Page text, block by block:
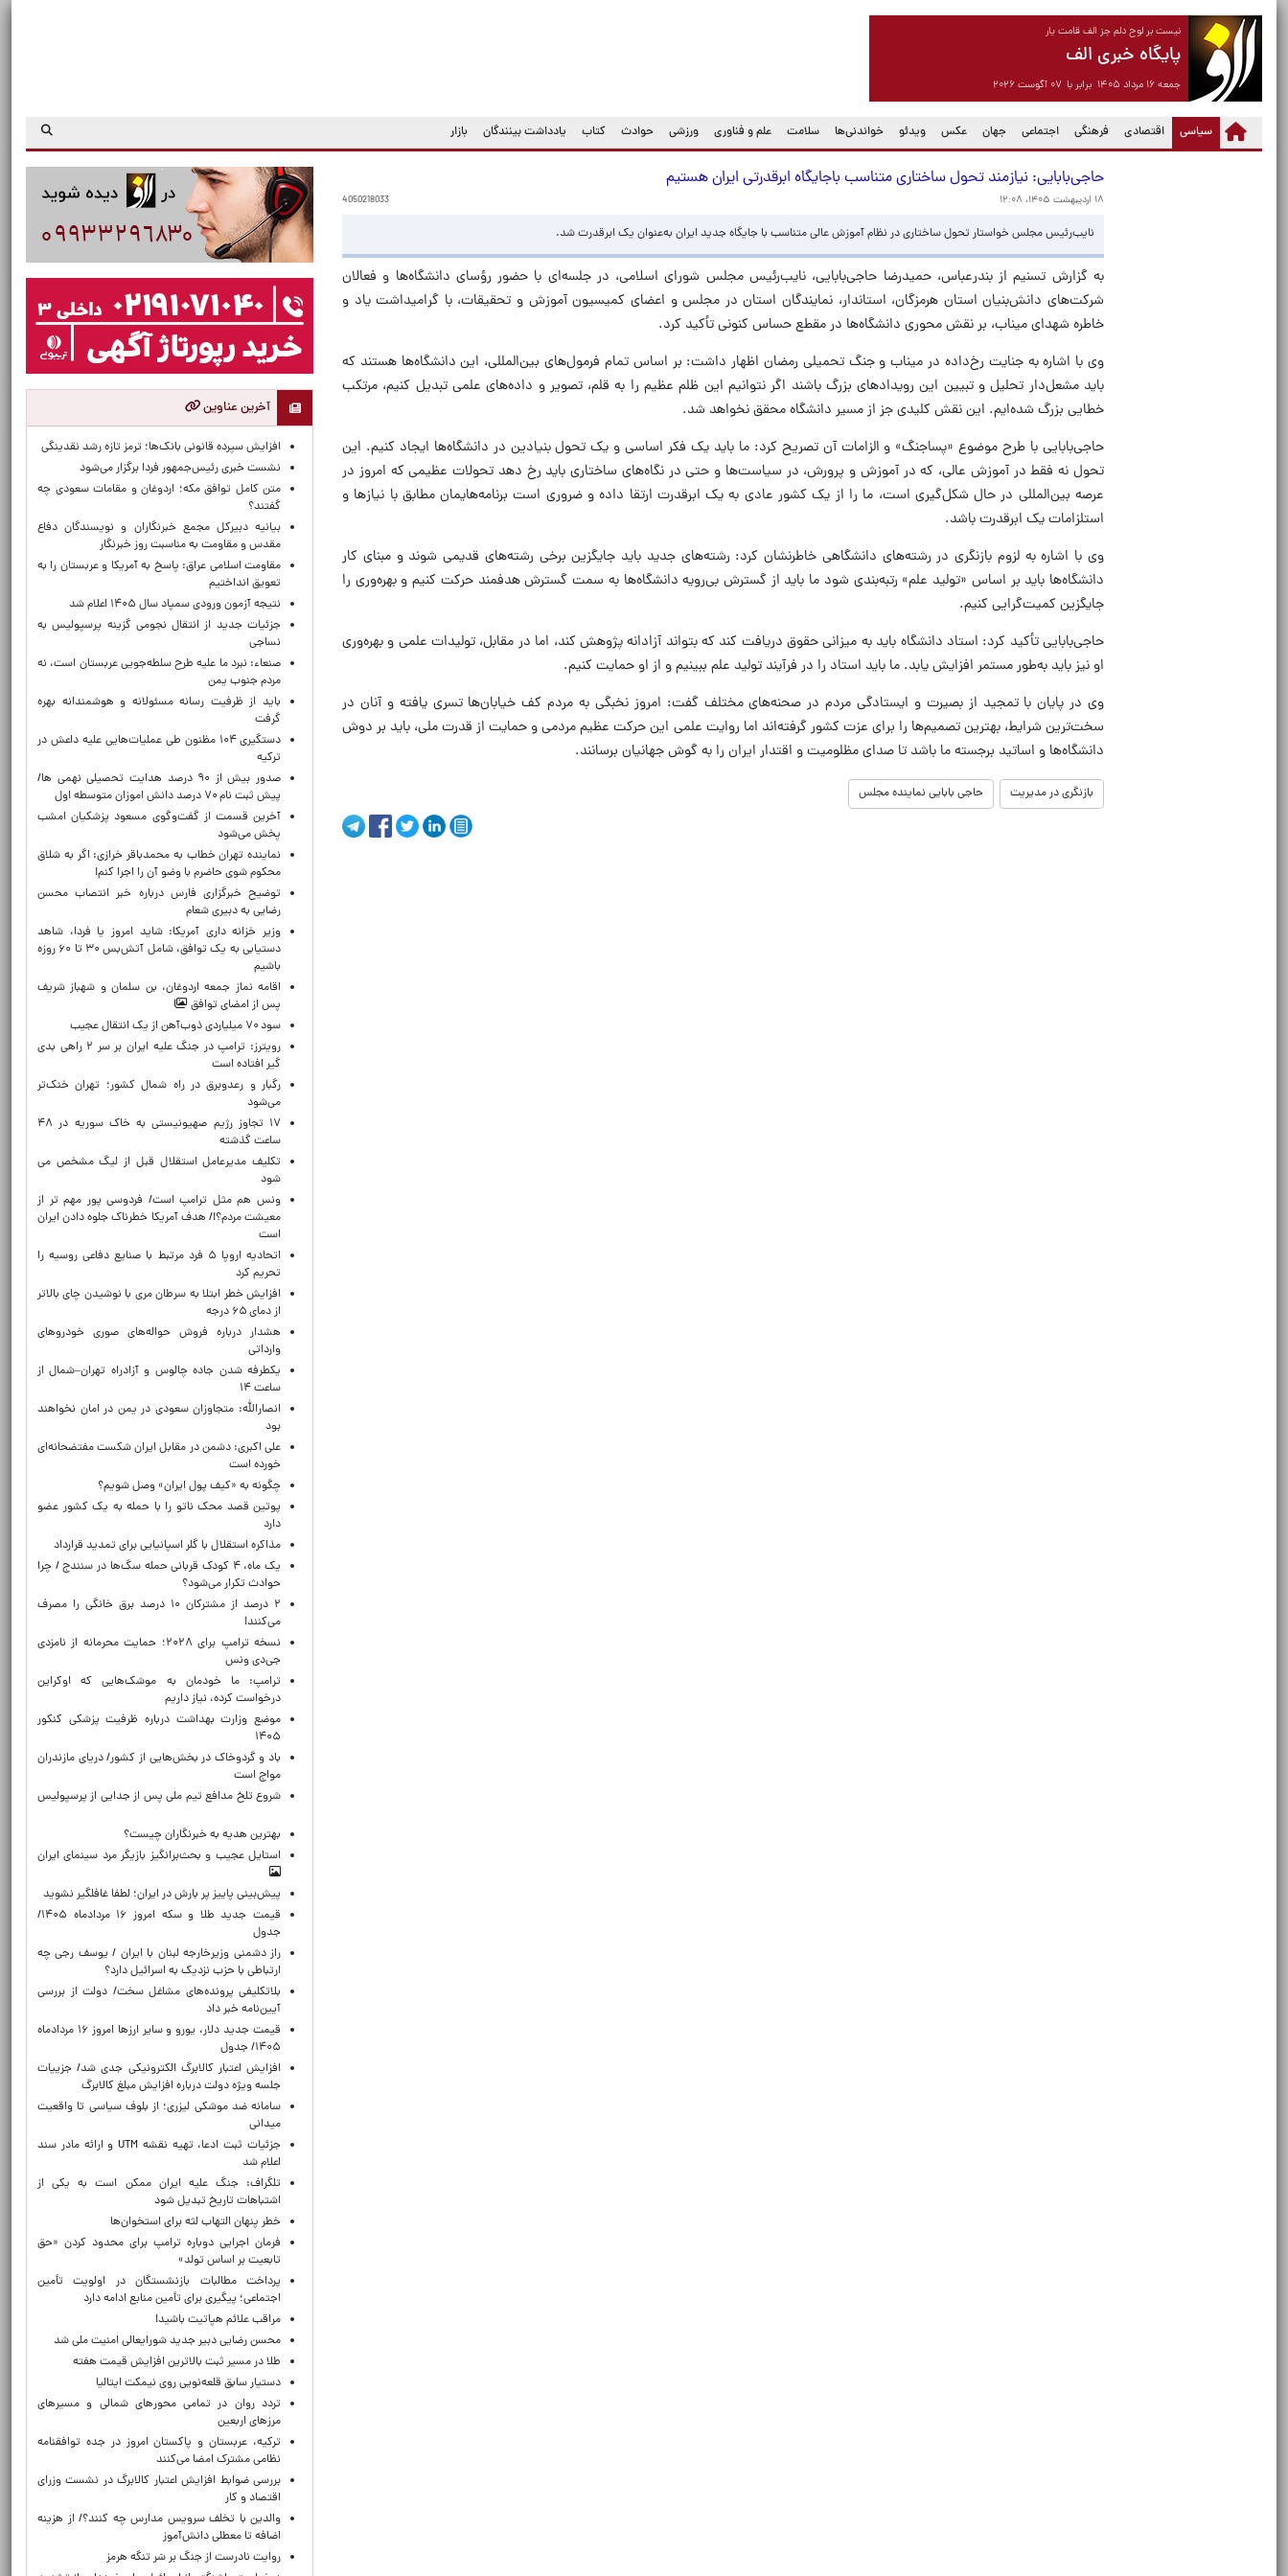
نیست بر لوح دلم جز الف قامت یار
پایگاه خبری الف
جمعه ۱۶ مرداد ۱۴۰۵ برابر با ۰۷ آگوست ۲۰۲۶
سیاسی
(current) اقتصادی فرهنگی اجتماعی جهان عکس ویدئو خواندنی‌ها سلامت علم و فناوری ورزشی حوادث کتاب یادداشت بینندگان بازار
حاجی‌بابایی: نیازمند تحول ساختاری متناسب باجایگاه ابرقدرتی ایران هستیم
۱۸ اردیبهشت ۱۴۰۵، ۱۲:۰۸ 4050218033
نایب‌رئیس مجلس خواستار تحول ساختاری در نظام آموزش عالی متناسب با جایگاه جدید ایران به‌عنوان یک ابرقدرت شد.
به گزارش تسنیم از بندرعباس، حمیدرضا حاجی‌بابایی، نایب‌رئیس مجلس شورای اسلامی، در جلسه‌ای با حضور رؤسای دانشگاه‌ها و فعالان
شرکت‌های دانش‌بنیان استان هرمزگان، استاندار، نمایندگان استان در مجلس و اعضای کمیسیون آموزش و تحقیقات، با گرامیداشت یاد و
خاطره شهدای میناب، بر نقش محوری دانشگاه‌ها در مقطع حساس کنونی تأکید کرد.
وی با اشاره به جنایت رخ‌داده در میناب و جنگ تحمیلی رمضان اظهار داشت: بر اساس تمام فرمول‌های بین‌المللی، این دانشگاه‌ها هستند که
باید مشعل‌دار تحلیل و تبیین این رویدادهای بزرگ باشند اگر نتوانیم این ظلم عظیم را به قلم، تصویر و داده‌های علمی تبدیل کنیم، مرتکب
خطایی بزرگ شده‌ایم. این نقش کلیدی جز از مسیر دانشگاه محقق نخواهد شد.
حاجی‌بابایی با طرح موضوع «پساجنگ» و الزامات آن تصریح کرد: ما باید یک فکر اساسی و یک تحول بنیادین در دانشگاه‌ها ایجاد کنیم. این
تحول نه فقط در آموزش عالی، که در آموزش و پرورش، در سیاست‌ها و حتی در نگاه‌های ساختاری باید رخ دهد تحولات عظیمی که امروز در
عرصه بین‌المللی در حال شکل‌گیری است، ما را از یک کشور عادی به یک ابرقدرت ارتقا داده و ضروری است برنامه‌هایمان مطابق با نیازها و
استلزامات یک ابرقدرت باشد.
وی با اشاره به لزوم بازنگری در رشته‌های دانشگاهی خاطرنشان کرد: رشته‌های جدید باید جایگزین برخی رشته‌های قدیمی شوند و مبنای کار
دانشگاه‌ها باید بر اساس «تولید علم» رتبه‌بندی شود ما باید از گسترش بی‌رویه دانشگاه‌ها به سمت گسترش هدفمند حرکت کنیم و بهره‌وری را
جایگزین کمیت‌گرایی کنیم.
حاجی‌بابایی تأکید کرد: استاد دانشگاه باید به میزانی حقوق دریافت کند که بتواند آزادانه پژوهش کند، اما در مقابل، تولیدات علمی و بهره‌وری
او نیز باید به‌طور مستمر افزایش یابد. ما باید استاد را در فرآیند تولید علم ببینیم و از او حمایت کنیم.
وی در پایان با تمجید از بصیرت و ایستادگی مردم در صحنه‌های مختلف گفت: امروز نخبگی به مردم کف خیابان‌ها تسری یافته و آنان در
سخت‌ترین شرایط، بهترین تصمیم‌ها را برای عزت کشور گرفته‌اند اما روایت علمی این حرکت عظیم مردمی و حمایت از قدرت ملی، باید بر دوش
دانشگاه‌ها و اساتید برجسته ما باشد تا صدای مظلومیت و اقتدار ایران را به گوش جهانیان برسانند.
بازنگری در مدیریت حاجی بابایی نماینده مجلس
آخرین عناوین
افزایش سپرده قانونی بانک‌ها؛ ترمز تازه رشد نقدینگی
نشست خبری رئیس‌جمهور فردا برگزار می‌شود
متن کامل توافق مکه؛ اردوغان و مقامات سعودی چه
گفتند؟
بیانیه دبیرکل مجمع خبرنگاران و نویسندگان دفاع
مقدس و مقاومت به مناسبت روز خبرنگار
مقاومت اسلامی عراق: پاسخ به آمریکا و عربستان را به
تعویق انداختیم
نتیجه آزمون ورودی سمپاد سال ۱۴۰۵ اعلام شد
جزئیات جدید از انتقال نجومی گزینه پرسپولیس به
نساجی
صنعاء: نبرد ما علیه طرح سلطه‌جویی عربستان است، نه
مردم جنوب یمن
باید از ظرفیت رسانه مسئولانه و هوشمندانه بهره
گرفت
دستگیری ۱۰۴ مظنون طی عملیات‌هایی علیه داعش در
ترکیه
صدور بیش از ۹۰ درصد هدایت تحصیلی نهمی ها/
پیش ثبت نام ۷۰ درصد دانش اموزان متوسطه اول
آخرین قسمت از گفت‌وگوی مسعود پزشکیان امشب
پخش می‌شود
نماینده تهران خطاب به محمدباقر خرازی: اگر به شلاق
محکوم شوی حاضرم با وضو آن را اجرا کنم!
توضیح خبرگزاری فارس درباره خبر انتصاب محسن
رضایی به دبیری شعام
وزیر خزانه داری آمریکا: شاید امروز یا فردا، شاهد
دستیابی به یک توافق، شامل آتش‌بس ۳۰ تا ۶۰ روزه
باشیم
اقامه نماز جمعه اردوغان، بن ‌سلمان و شهباز شریف
پس از امضای توافق
سود ۷۰ میلیاردی ذوب‌آهن از یک انتقال عجیب
رویترز: ترامپ در جنگ علیه ایران بر سر ۲ راهی بدی
گیر افتاده است
رگبار و رعدوبرق در راه شمال کشور؛ تهران خنک‌تر
می‌شود
۱۷ تجاوز رژیم صهیونیستی به خاک سوریه در ۴۸
ساعت گذشته
تکلیف مدیرعامل استقلال قبل از لیگ مشخص می
شود
ونس هم مثل ترامپ است/ فردوسی پور مهم تر از
معیشت مردم؟!/ هدف آمریکا خطرناک جلوه دادن ایران
است
اتحادیه اروپا ۵ فرد مرتبط با صنایع دفاعی روسیه را
تحریم کرد
افزایش خطر ابتلا به سرطان مری با نوشیدن چای بالاتر
از دمای ۶۵ درجه
هشدار درباره فروش حواله‌های صوری خودروهای
وارداتی
یکطرفه شدن جاده چالوس و آزادراه تهران–شمال از
ساعت ۱۴
انصارالله: متجاوزان سعودی در یمن در امان نخواهند
بود
علی اکبری: دشمن در مقابل ایران شکست مفتضحانه‌ای
خورده است
چگونه به «کیف پول ایران» وصل شویم؟
پوتین قصد محک ناتو را با حمله به یک کشور عضو
دارد
مذاکره استقلال با گلر اسپانیایی برای تمدید قرارداد
یک ماه، ۴ کودک قربانی حمله سگ‌ها در سنندج / چرا
حوادث تکرار می‌شود؟
۲ درصد از مشترکان ۱۰ درصد برق خانگی را مصرف
می‌کنند!
نسخه ترامپ برای ۲۰۲۸؛ حمایت محرمانه از نامزدی
جی‌دی ونس
ترامپ: ما خودمان به موشک‌هایی که اوکراین
درخواست کرده، نیاز داریم
موضع وزارت بهداشت درباره ظرفیت پزشکی کنکور
۱۴۰۵
باد و گردوخاک در بخش‌هایی از کشور/ دریای مازندران
مواج است
شروع تلخ مدافع تیم ملی پس از جدایی از پرسپولیس
بهترین هدیه به خبرنگاران چیست؟
استایل عجیب و بحث‌برانگیز بازیگر مرد سینمای ایران
پیش‌بینی پاییز پر بارش در ایران؛ لطفا غافلگیر نشوید
قیمت جدید طلا و سکه امروز ۱۶ مردادماه ۱۴۰۵/
جدول
راز دشمنی وزیرخارجه لبنان با ایران / یوسف رجی چه
ارتباطی با حزب نزدیک به اسرائیل دارد؟
بلاتکلیفی پرونده‌های مشاغل سخت/ دولت از بررسی
آیین‌نامه خبر داد
قیمت جدید دلار، یورو و سایر ارزها امروز ۱۶ مردادماه
۱۴۰۵/ جدول
افزایش اعتبار کالابرگ الکترونیکی جدی شد/ جزییات
جلسه ویژه دولت درباره افزایش مبلغ کالابرگ
سامانه ضد موشکی لیزری؛ از بلوف سیاسی تا واقعیت
میدانی
جزئیات ثبت ادعا، تهیه نقشه UTM و ارائه مادر سند
اعلام شد
تلگراف: جنگ علیه ایران ممکن است به یکی از
اشتباهات تاریخ تبدیل شود
خطر پنهان التهاب لثه برای استخوان‌ها
فرمان اجرایی دوباره ترامپ برای محدود کردن «حق
تابعیت بر اساس تولد»
پرداخت مطالبات بازنشستگان در اولویت تأمین
اجتماعی؛ پیگیری برای تأمین منابع ادامه دارد
مراقب علائم هپاتیت باشید!
محسن رضایی دبیر جدید شورایعالی امنیت ملی شد
طلا در مسیر ثبت بالاترین افزایش قیمت هفته
دستیار سابق قلعه‌نویی روی نیمکت ایتالیا
تردد روان در تمامی محورهای شمالی و مسیرهای
مرزهای اربعین
ترکیه، عربستان و پاکستان امروز در جده توافقنامه
نظامی مشترک امضا می‌کنند
بررسی ضوابط افزایش اعتبار کالابرگ در نشست وزرای
اقتصاد و کار
والدین با تخلف سرویس مدارس چه کنند؟/ از هزینه
اضافه تا معطلی دانش‌آموز
روایت نادرست از جنگ بر سَر تنگه هرمز